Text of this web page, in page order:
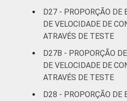
D27 - PROPORÇÃO DE
DE VELOCIDADE DE
ATRAVÉS DE TESTE
D27B - PROPORÇÃO
DE VELOCIDADE DE
ATRAVÉS DE TESTE
D28 - PROPORÇÃO DE